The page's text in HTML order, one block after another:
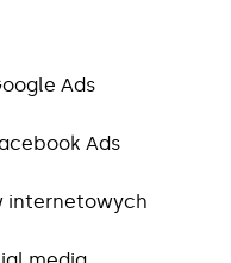
Ads
Ads
internetowych